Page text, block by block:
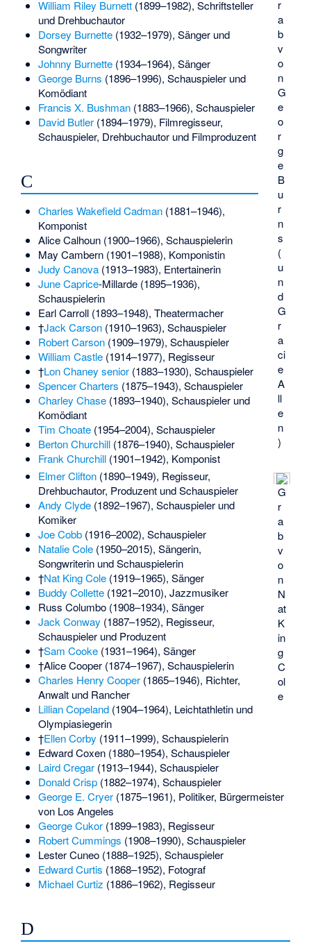
r
a
b
v
o
n
G
e
o
r
g
e
B
u
r
n
s
(
u
n
d
G
r
a
ci
e
A
ll
e
n
)
William Riley Burnett(1899–1982), Schriftsteller
und Drehbuchautor
Dorsey Burnette(1932–1979), Sänger und
Songwriter
Johnny Burnette(1934–1964), Sänger
George Burns (1896–1996), Schauspieler und
Komödiant
Francis X. Bushman(1883–1966), Schauspieler
David Butler(1894–1979), Filmregisseur,
Schauspieler, Drehbuchautor und Filmproduzent
C
Charles Wakefield Cadman(1881–1946),
Komponist
Alice Calhoun(1900–1966), Schauspielerin
May Cambern(1901–1988), Komponistin
Judy Canova(1913–1983), Entertainerin
June Caprice-Millarde (1895–1936),
Schauspielerin
Earl Carroll(1893–1948), Theatermacher
†Jack Carson(1910–1963), Schauspieler
Robert Carson(1909–1979), Schauspieler
William Castle(1914–1977), Regisseur
†Lon Chaney senior(1883–1930), Schauspieler
Spencer Charters (1875–1943), Schauspieler
Charley Chase(1893–1940), Schauspieler und
Komödiant
Tim Choate(1954–2004), Schauspieler
Berton Churchill(1876–1940), Schauspieler
Frank Churchill(1901–1942), Komponist
G
r
a
b
v
o
n
N
at
K
in
g
C
ol
e
Elmer Clifton(1890–1949), Regisseur,
Drehbuchautor, Produzent und Schauspieler
Andy Clyde(1892–1967), Schauspieler und
Komiker
Joe Cobb(1916–2002), Schauspieler
Natalie Cole(1950–2015), Sängerin,
Songwriterin und Schauspielerin
†Nat King Cole(1919–1965), Sänger
Buddy Collette(1921–2010), Jazzmusiker
Russ Columbo(1908–1934), Sänger
Jack Conway (1887–1952), Regisseur,
Schauspieler und Produzent
†Sam Cooke(1931–1964), Sänger
†Alice Cooper(1874–1967), Schauspielerin
Charles Henry Cooper(1865–1946), Richter,
Anwalt und Rancher
Lillian Copeland(1904–1964), Leichtathletin und
Olympiasiegerin
†Ellen Corby (1911–1999), Schauspielerin
Edward Coxen(1880–1954), Schauspieler
Laird Cregar(1913–1944), Schauspieler
Donald Crisp(1882–1974), Schauspieler
George E. Cryer(1875–1961), Politiker, Bürgermeister
von Los Angeles
George Cukor(1899–1983), Regisseur
Robert Cummings (1908–1990), Schauspieler
Lester Cuneo(1888–1925), Schauspieler
Edward Curtis (1868–1952), Fotograf
Michael Curtiz (1886–1962), Regisseur
D